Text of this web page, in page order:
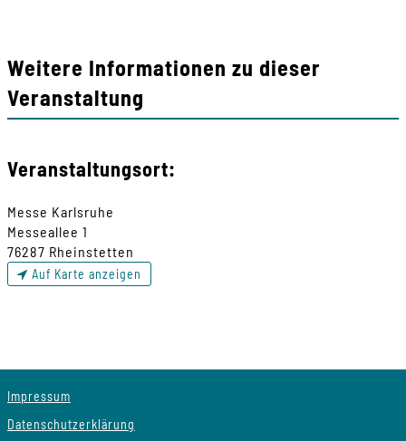
Weitere Informationen zu dieser
Veranstaltung
Veranstaltungsort:
Messe Karlsruhe
Messeallee 1
76287 Rheinstetten
Auf Karte anzeigen
Impressum
Datenschutzerklärung